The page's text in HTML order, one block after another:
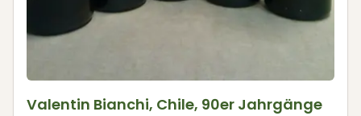
Valentin Bianchi, Chile, 90er Jahrgänge